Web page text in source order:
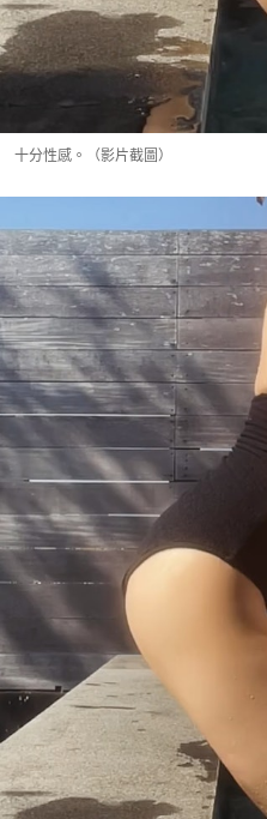
十分性感。（影片截圖）